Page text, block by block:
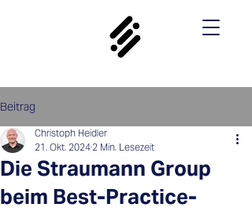
Beitrag
Die Straumann Group
beim Best-Practice-
Christoph Heidler
21. Okt. 2024 2 Min. Lesezeit